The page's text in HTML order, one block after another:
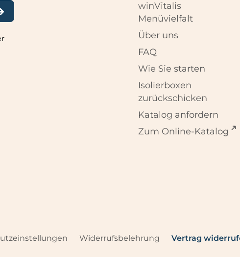
winVitalis
Menüvielfalt
Über uns
FAQ
Wie Sie starten
Isolierboxen
zurückschicken
Katalog anfordern
Zum Online-Katalog
Widerrufsbelehrung Vertrag